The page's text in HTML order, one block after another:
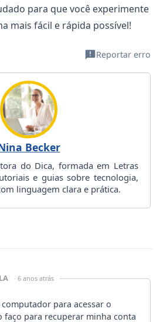
para que você experimente
mais fácil e rápida possível!
Reportar erro
Becker
do Dica, formada em Letras
e guias sobre tecnologia,
linguagem clara e prática.
· 6 anos atrás
para acessar o
faço para recuperar minha conta